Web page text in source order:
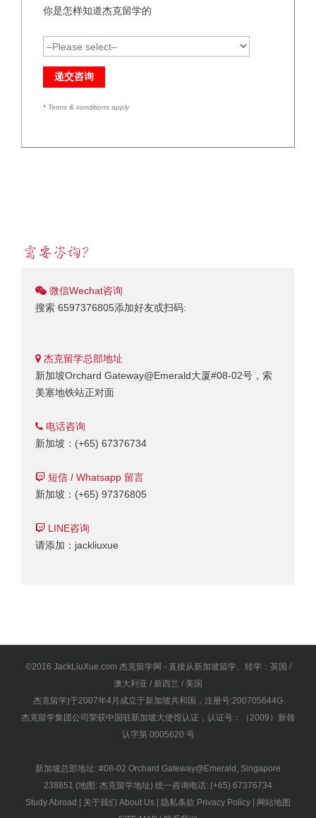
你是怎样知道杰克留学的
* Terms & conditions apply
微信Wechat咨询
搜索 6597376805添加好友或扫码:
杰克留学总部地址
新加坡Orchard Gateway@Emerald大厦#08-02号，索
美塞地铁站正对面
电话咨询
新加坡：(+65) 67376734
短信 / Whatsapp 留言
新加坡：(+65) 97376805
LINE咨询
请添加：jackliuxue
©2016 JackLiuXue.com 杰克留学网 - 直接从新加坡留学、转学：英国 /
澳大利亚 / 新西兰 / 美国
杰克留学)于2007年4月成立于新加坡共和国，注册号:200705644G
杰克留学集团公司荣获中国驻新加坡大使馆认证，认证号：（2009）新领
认字第 0005620 号
新加坡总部地址: #08-02 Orchard Gateway@Emerald, Singapore
238851 (地图: 杰克留学地址) 统一咨询电话: (+65) 67376734
Study Abroad
关于我们 About Us 隐私条款 Privacy Policy
网站地图